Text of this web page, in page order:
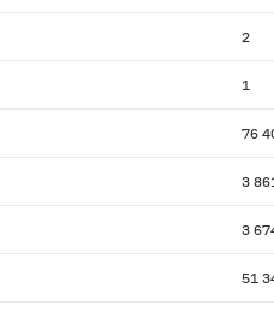
2
1
76
3
3
51